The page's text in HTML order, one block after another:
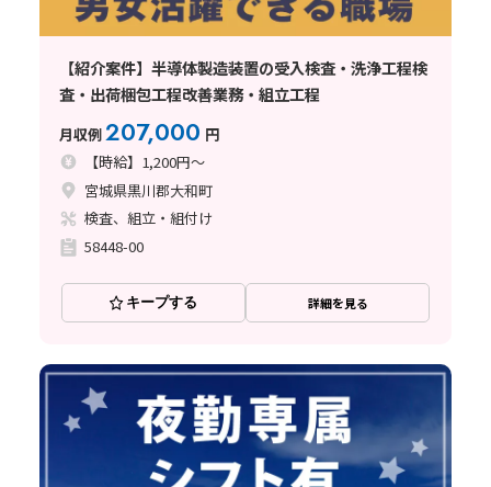
【紹介案件】半導体製造装置の受入検査・洗浄工程検
査・出荷梱包工程改善業務・組立工程
月収例207,000 円
【時給】1,200円～
宮城県黒川郡大和町
検査、組立・組付け
58448-00
キープする 詳細を見る